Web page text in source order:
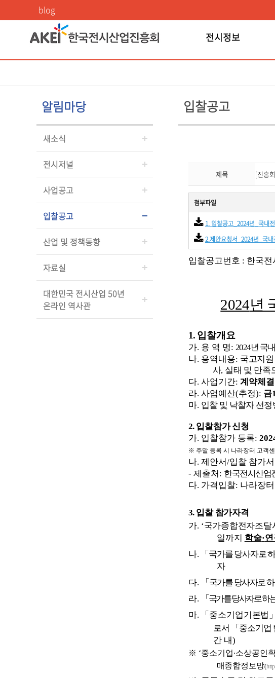
blog
전시정보
입찰공고
알림마당
새소식
전시저널
사업공고
입찰공고
산업 및 정책동향
자료실
대한민국 전시산업 50년
온라인 역사관
입찰공고
제목 [진흥
첨부파일
1. 입찰공고_2024년_국내
2.제안요청서_2024년_국
입찰공고번호 : 한국전
2024년
1. 입찰개요
가. 용 역 명: 2024년 국
나. 용역내용: 국고지
사, 실태 및 만족
다. 사업기간: 계약체
라. 사업예산(추정): 금
마. 입찰 및 낙찰자 선정
2. 입찰참가 신청
가. 입찰참가 등록:
※ 주말 등록 시 나라장터 고객
나. 제안서/입찰 참가
- 제출처 : 한국전시산업
다. 가격입찰: 나라장
3. 입찰 참가자격
가. ‘국가종합전자조달
일까지 학술·
나. 「 국가를 당사자로
자
다. 「 국가를 당사자로
라. 「 국가를 당사자로 하
마. 「 중소기업기본법
로서
「 중소기업
간 내)
※ ‘중소기업∙소상공인
매종합정보망(